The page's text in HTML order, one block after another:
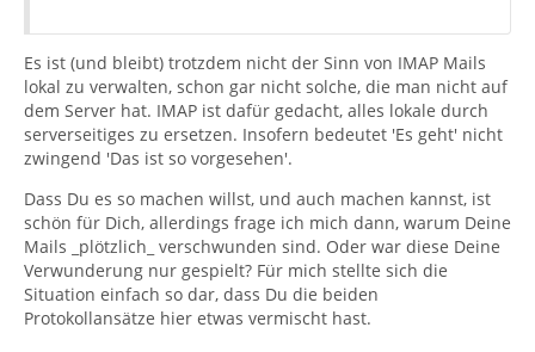
Es ist (und bleibt) trotzdem nicht der Sinn von IMAP Mails
lokal zu verwalten, schon gar nicht solche, die man nicht auf
dem Server hat. IMAP ist dafür gedacht, alles lokale durch
serverseitiges zu ersetzen. Insofern bedeutet 'Es geht' nicht
zwingend 'Das ist so vorgesehen'.
Dass Du es so machen willst, und auch machen kannst, ist
schön für Dich, allerdings frage ich mich dann, warum Deine
Mails _plötzlich_ verschwunden sind. Oder war diese Deine
Verwunderung nur gespielt? Für mich stellte sich die
Situation einfach so dar, dass Du die beiden
Protokollansätze hier etwas vermischt hast.